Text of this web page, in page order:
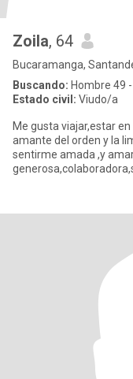
Zoila, 64
Bucaramanga,
Buscando: Hombre 49
Estado civil: Viudo/a
Me gusta viajar,estar
amante del orden y la
sentirme amada ,y